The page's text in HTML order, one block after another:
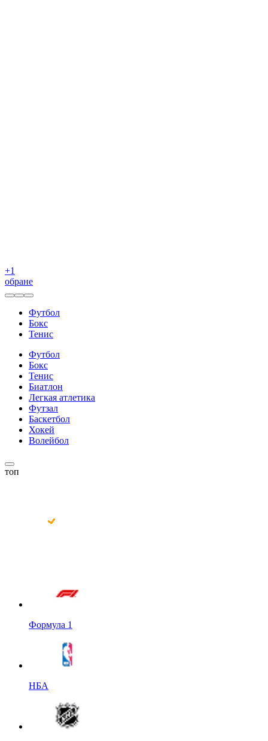
+1
обране
Футбол
Бокс
Тенис
Футбол
Бокс
Тенис
Биатлон
Легкая атлетика
Футзал
Баскетбол
Хокей
Волейбол
топ
Формула 1
НБА